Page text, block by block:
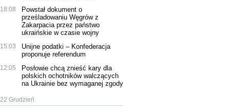
18:08
Powstał dokument o
prześladowaniu Węgrów z
Zakarpacia przez państwo
ukraińskie w czasie wojny
15:03
Unijne podatki – Konfederacja
proponuje referendum
12:05
Posłowie chcą znieść kary dla
polskich ochotników walczących
na Ukrainie bez wymaganej zgody
22 Grudzień